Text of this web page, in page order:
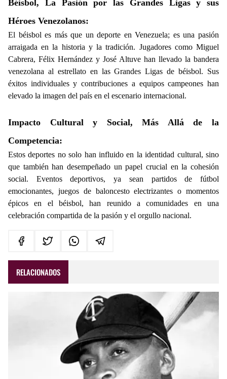
Béisbol, La Pasión por las Grandes Ligas y sus
Héroes Venezolanos:
El béisbol es más que un deporte en Venezuela; es una pasión
arraigada en la historia y la tradición. Jugadores como Miguel
Cabrera, Félix Hernández y José Altuve han llevado la bandera
venezolana al estrellato en las Grandes Ligas de béisbol. Sus
éxitos individuales y contribuciones a equipos campeones han
elevado la imagen del país en el escenario internacional.
Impacto Cultural y Social, Más Allá de la
Competencia:
Estos deportes no solo han influido en la identidad cultural, sino
que también han desempeñado un papel crucial en la cohesión
social. Eventos deportivos, ya sean partidos de fútbol
emocionantes, juegos de baloncesto electrizantes o momentos
épicos en el béisbol, han reunido a comunidades en una
celebración compartida de la pasión y el orgullo nacional.
RELACIONADOS